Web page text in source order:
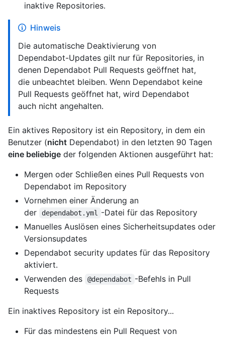
inaktive Repositories.
Hinweis
Die automatische Deaktivierung von
Dependabot-Updates gilt nur für Repositories, in
denen Dependabot Pull Requests geöffnet hat,
die unbeachtet bleiben. Wenn Dependabot keine
Pull Requests geöffnet hat, wird Dependabot
auch nicht angehalten.
Ein aktives Repository ist ein Repository, in dem ein
Benutzer (nicht Dependabot) in den letzten 90 Tagen
eine beliebige der folgenden Aktionen ausgeführt hat:
Mergen oder Schließen eines Pull Requests von
Dependabot im Repository
Vornehmen einer Änderung an
der
dependabot.yml
-Datei für das Repository
Manuelles Auslösen eines Sicherheitsupdates oder
Versionsupdates
Dependabot security updates für das Repository
aktiviert.
Verwenden des
@dependabot -Befehls in Pull
Requests
Ein inaktives Repository ist ein Repository...
Für das mindestens ein Pull Request von